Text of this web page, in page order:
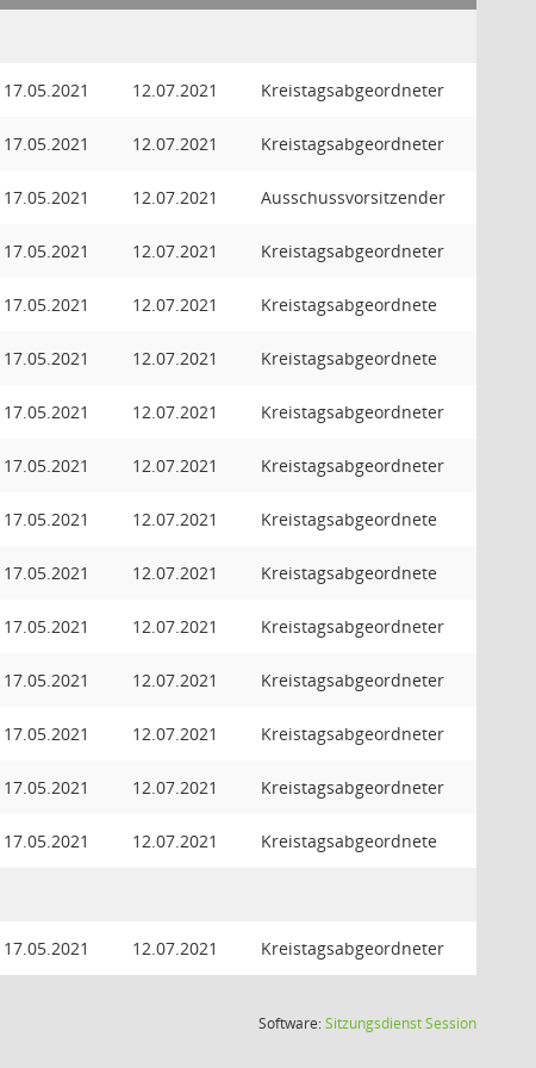
17.05.2021 12.07.2021 Kreistagsabgeordneter
17.05.2021 12.07.2021 Kreistagsabgeordneter
17.05.2021 12.07.2021 Ausschussvorsitzender
17.05.2021 12.07.2021 Kreistagsabgeordneter
17.05.2021 12.07.2021 Kreistagsabgeordnete
17.05.2021 12.07.2021 Kreistagsabgeordnete
17.05.2021 12.07.2021 Kreistagsabgeordneter
17.05.2021 12.07.2021 Kreistagsabgeordneter
17.05.2021 12.07.2021 Kreistagsabgeordnete
17.05.2021 12.07.2021 Kreistagsabgeordnete
17.05.2021 12.07.2021 Kreistagsabgeordneter
17.05.2021 12.07.2021 Kreistagsabgeordneter
17.05.2021 12.07.2021 Kreistagsabgeordneter
17.05.2021 12.07.2021 Kreistagsabgeordneter
17.05.2021 12.07.2021 Kreistagsabgeordnete
17.05.2021 12.07.2021 Kreistagsabgeordneter
Software:SitzungsdienstSession(Wird in